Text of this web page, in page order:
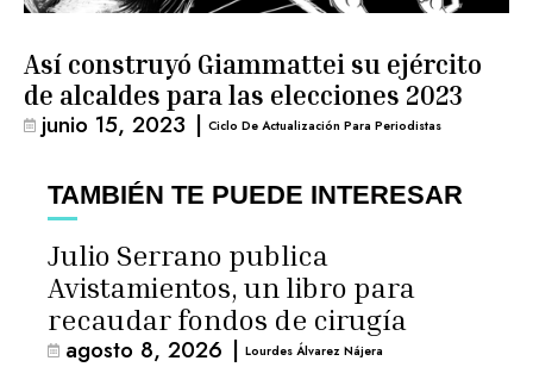
Así construyó Giammattei su ejército
de alcaldes para las elecciones 2023
junio 15, 2023 | Ciclo De Actualización Para Periodistas
TAMBIÉN TE PUEDE INTERESAR
Julio Serrano publica
Avistamientos, un libro para
recaudar fondos de cirugía
agosto 8, 2026 | Lourdes Álvarez Nájera